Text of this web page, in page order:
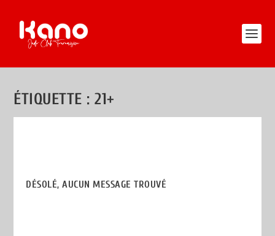
ÉTIQUETTE :21+
DÉSOLÉ, AUCUN MESSAGE TROUVÉ